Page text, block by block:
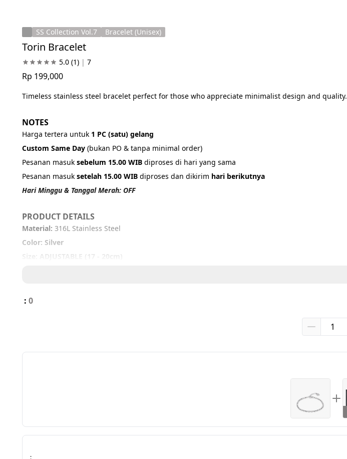
SS Collection Vol.7 Bracelet (Unisex)
Torin Bracelet
5.0 (1) | 7
Rp 199,000
Timeless stainless steel bracelet perfect for those who appreciate minimalist design and quality.
NOTES
Harga tertera untuk 1 PC (satu) gelang
Custom Same Day (bukan PO & tanpa minimal order)
Pesanan masuk sebelum 15.00 WIB diproses di hari yang sama
Pesanan masuk setelah 15.00 WIB diproses dan dikirim hari berikutnya
Hari Minggu & Tanggal Merah: OFF
PRODUCT DETAILS
Material: 316L Stainless Steel
Color: Silver
Size: ADJUSTABLE (17 - 20cm)
: 0